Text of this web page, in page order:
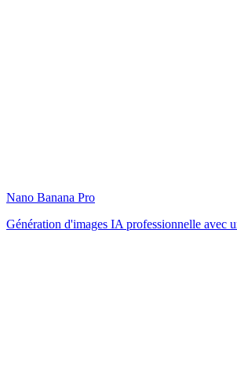
Nano Banana Pro
Génération d'images IA professionnelle avec